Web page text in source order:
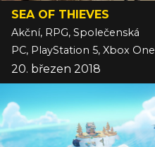
SEA OF THIEVES
Akční, RPG, Společenská
PC, PlayStation 5, Xbox One
20. březen 2018